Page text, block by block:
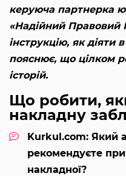
керуюча партнерка
«Надійний Правовий
інструкцію, як діяти
пояснює, що цілком
історій.
Що робити,
накладну
Kurkul.com: Який
рекомендуєте
накладної?